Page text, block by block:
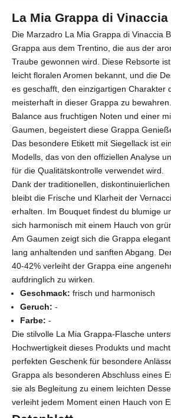
La Mia Grappa di Vinaccia
Die Marzadro La Mia Grappa di Vinaccia
Grappa aus dem Trentino, die aus der
Traube gewonnen wird. Diese Rebsorte
leicht floralen Aromen bekannt, und die
es geschafft, den einzigartigen Charakter
meisterhaft in dieser Grappa zu
Balance aus fruchtigen Noten und einer
Gaumen, begeistert diese Grappa
Das besondere Etikett mit Siegellack ist
Modells, das von den offiziellen Analyse
für die Qualitätskontrolle verwendet wird.
Dank der traditionellen,
bleibt die Frische und Klarheit der
erhalten. Im Bouquet findest du blumige
sich harmonisch mit einem Hauch von
Am Gaumen zeigt sich die Grappa
lang anhaltenden und sanften Abgang.
40-42% verleiht der Grappa eine
aufdringlich zu wirken.
Geschmack: frisch und harmonisch
Geruch: -
Farbe: -
Die stilvolle La Mia Grappa-Flasche
Hochwertigkeit dieses Produkts und
perfekten Geschenk für besondere
Grappa als besonderen Abschluss eines
sie als Begleitung zu einem leichten
verleiht jedem Moment einen Hauch von